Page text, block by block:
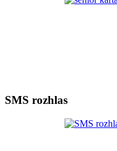
SMS rozhlas